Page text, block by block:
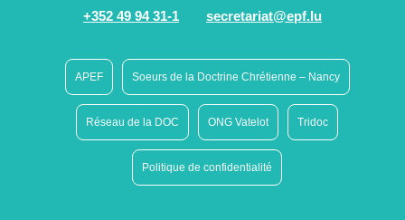
+352 49 94 31-1
secretariat@epf.lu
APEF Soeurs de la Doctrine Chrétienne – Nancy
Réseau de la DOC ONG Vatelot Tridoc
Politique de confidentialité